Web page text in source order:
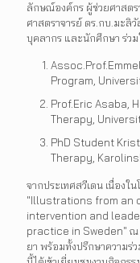
ลักษณ์องค์กร ผู้ช่วยศาสต
ศาสตราจารย์ ดร.กบ.มะลิ
บุคลากร และนักศึกษา ร่ว
Program,
Prof.Eric Asaba,
Therapy,
PhD Student
Therapy,
จากประเทศสวีเดน เนื่องใ
"Illustrations from an
intervention and
practice in Sweden" ณ
ยา พร้อมทั้งปรึกษาความร่